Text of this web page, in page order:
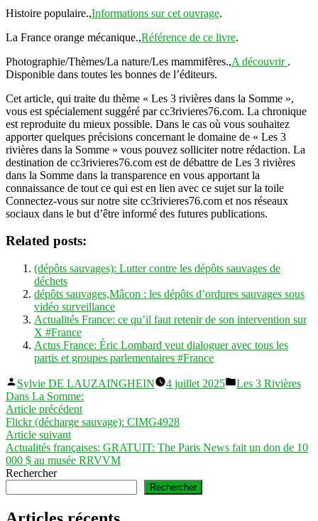
Histoire populaire.,Informations sur cet ouvrage.
La France orange mécanique.,Référence de ce livre.
Photographie/Thèmes/La nature/Les mammifères.,A découvrir .
Disponible dans toutes les bonnes de l’éditeurs.
Cet article, qui traite du thème « Les 3 rivières dans la Somme »,
vous est spécialement suggéré par cc3rivieres76.com. La chronique
est reproduite du mieux possible. Dans le cas où vous souhaitez
apporter quelques précisions concernant le domaine de « Les 3
rivières dans la Somme » vous pouvez solliciter notre rédaction. La
destination de cc3rivieres76.com est de débattre de Les 3 rivières
dans la Somme dans la transparence en vous apportant la
connaissance de tout ce qui est en lien avec ce sujet sur la toile
Connectez-vous sur notre site cc3rivieres76.com et nos réseaux
sociaux dans le but d’être informé des futures publications.
Related posts:
(dépôts sauvages): Lutter contre les dépôts sauvages de
déchets
dépôts sauvages,Mâcon : les dépôts d’ordures sauvages sous
vidéo surveillance
Actualités France: ce qu’il faut retenir de son intervention sur
X #France
Actus France: Éric Lombard veut dialoguer avec tous les
partis et groupes parlementaires #France
Publié
par
Sylvie DE LAUZAINGHEIN 4 juillet 2025
Publié
Les 3 Rivières
Dans La Somme:
Navigation
de
l’article
Article précédentArticle
précédent :
Flickr (décharge sauvage): CIMG4928
Article suivantArticle
suivant :
Actualités françaises: GRATUIT: The Paris News fait un don de 10
000 $ au musée RRVVM
Rechercher
Rechercher